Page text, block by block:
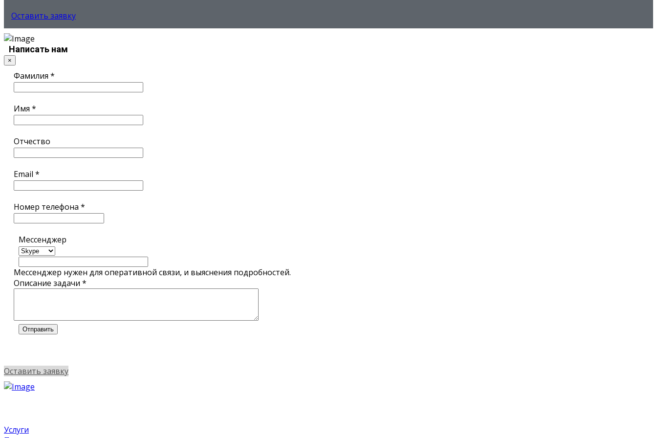
Оставить заявку
Написать нам
×
Фамилия *
Имя *
Отчество
Email *
Номер телефона *
Мессенджер
Мессенджер нужен для оперативной связи, и выяснения подробностей.
Описание задачи *
Отправить
Оставить заявку
Услуги
Услуги
Преимущества
Порядок работы
Примеры
Каталог
Главная
Внедрение CRM
Внедрение
Bitrix24
Фамилия